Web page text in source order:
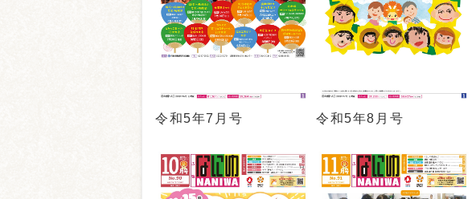
令和5年7月号 令和5年8月号